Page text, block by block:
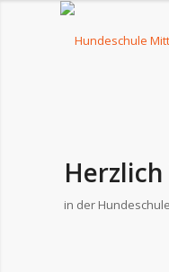
in der